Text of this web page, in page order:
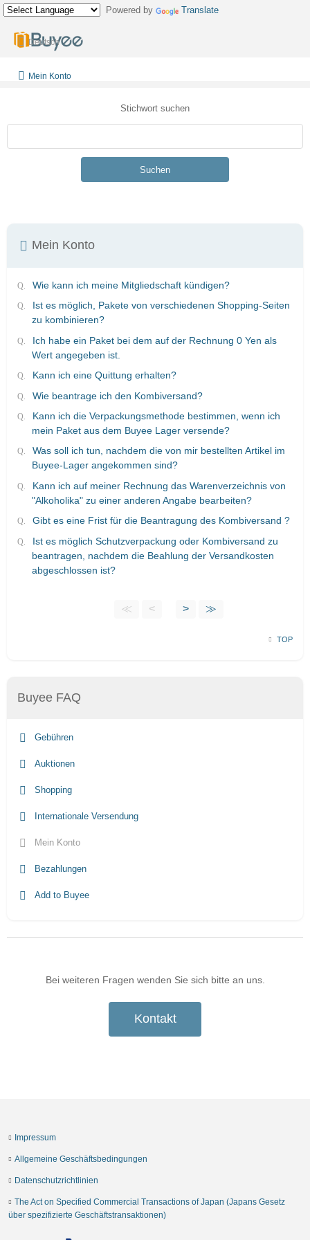
Powered by Translate
Deutsch
Mein Konto
Stichwort suchen
Suchen
Buyee FAQ
Gebühren
Auktionen
Shopping
Internationale Versendung
Mein Konto
Bezahlungen
Add to Buyee
Mein Konto
Wie kann ich meine Mitgliedschaft kündigen?
Ist es möglich, Pakete von verschiedenen Shopping-Seiten
zu kombinieren?
Ich habe ein Paket bei dem auf der Rechnung 0 Yen als
Wert angegeben ist.
Kann ich eine Quittung erhalten?
Wie beantrage ich den Kombiversand?
Kann ich die Verpackungsmethode bestimmen, wenn ich
mein Paket aus dem Buyee Lager versende?
Was soll ich tun, nachdem die von mir bestellten Artikel im
Buyee-Lager angekommen sind?
Kann ich auf meiner Rechnung das Warenverzeichnis von
"Alkoholika" zu einer anderen Angabe bearbeiten?
Gibt es eine Frist für die Beantragung des Kombiversand ?
Ist es möglich Schutzverpackung oder Kombiversand zu
beantragen, nachdem die Beahlung der Versandkosten
abgeschlossen ist?
≪ < > ≫
TOP
Bei weiteren Fragen wenden Sie sich bitte an uns.
Kontakt
Impressum
Allgemeine Geschäftsbedingungen
Datenschutzrichtlinien
The Act on Specified Commercial Transactions of Japan (Japans Gesetz
über spezifizierte Geschäftstransaktionen)